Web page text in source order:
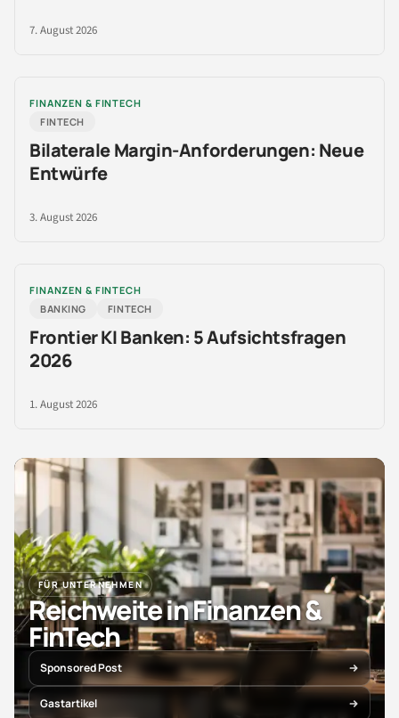
7. August 2026
FINANZEN & FINTECH
FINTECH
Bilaterale Margin-Anforderungen: Neue
Entwürfe
3. August 2026
FINANZEN & FINTECH
BANKING
FINTECH
Frontier KI Banken: 5 Aufsichtsfragen
2026
1. August 2026
FÜR UNTERNEHMEN
Reichweite in Finanzen &
FinTech
Sponsored Post
Gastartikel